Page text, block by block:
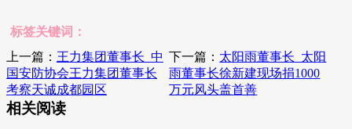
标签关键词：
上一篇： 王力集团董事长_中
国安防协会王力集团董事长
考察天诚成都园区
下一篇： 太阳雨董事长_太阳
雨董事长徐新建现场捐1000
万元风头盖首善
相关阅读